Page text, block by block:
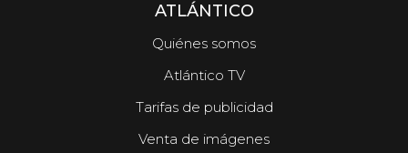
ATLÁNTICO
Quiénes somos
Atlántico TV
Tarifas de publicidad
Venta de imágenes